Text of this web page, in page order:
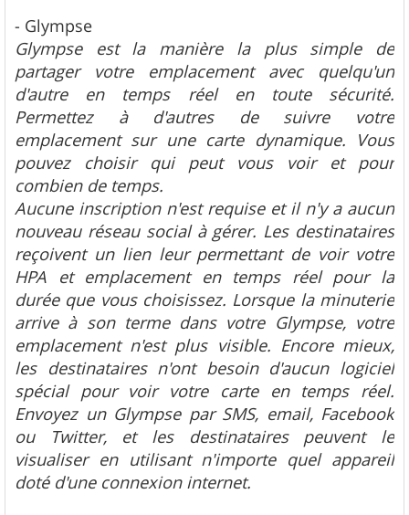
- Glympse
Glympse est la manière la plus simple de
partager votre emplacement avec quelqu'un
d'autre en temps réel en toute sécurité.
Permettez à d'autres de suivre votre
emplacement sur une carte dynamique. Vous
pouvez choisir qui peut vous voir et pour
combien de temps.
Aucune inscription n'est requise et il n'y a aucun
nouveau réseau social à gérer. Les destinataires
reçoivent un lien leur permettant de voir votre
HPA et emplacement en temps réel pour la
durée que vous choisissez. Lorsque la minuterie
arrive à son terme dans votre Glympse, votre
emplacement n'est plus visible. Encore mieux,
les destinataires n'ont besoin d'aucun logiciel
spécial pour voir votre carte en temps réel.
Envoyez un Glympse par SMS, email, Facebook
ou Twitter, et les destinataires peuvent le
visualiser en utilisant n'importe quel appareil
doté d'une connexion internet.